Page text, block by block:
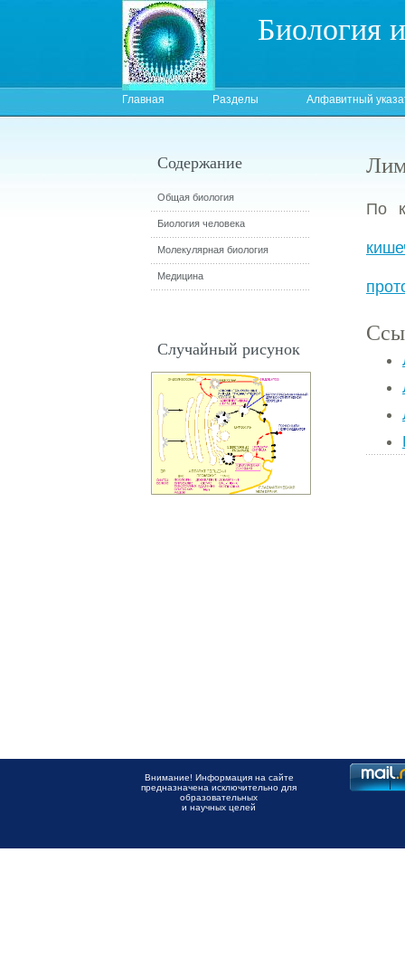
Биология
Главная Разделы Алфавитный
По
Содержание
Общая биология
Биология человека
Молекулярная биология
Медицина
Случайный рисунок
Внимание! Информация на сайте
предназначена исключительно для
образовательных
и научных целей